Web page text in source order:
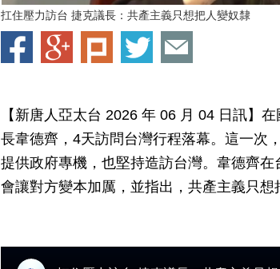
扛住壓力訪台 捷克議長：共產主義只想把人變奴隸
【新唐人亞太台 2026 年 06 月 04 日訊】
長韋德齊，4天訪問台灣行程落幕。這一次
提供政府專機，也堅持造訪台灣。韋德齊
會讓對方變本加厲，並指出，共產主義只想